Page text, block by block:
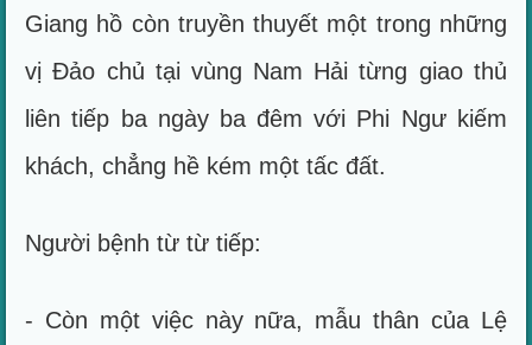
Giang hồ còn truyền thuyết một trong những
vị Đảo chủ tại vùng Nam Hải từng giao thủ
liên tiếp ba ngày ba đêm với Phi Ngư kiếm
khách, chẳng hề kém một tấc đất.
Người bệnh từ từ tiếp:
- Còn một việc này nữa, mẫu thân của Lệ